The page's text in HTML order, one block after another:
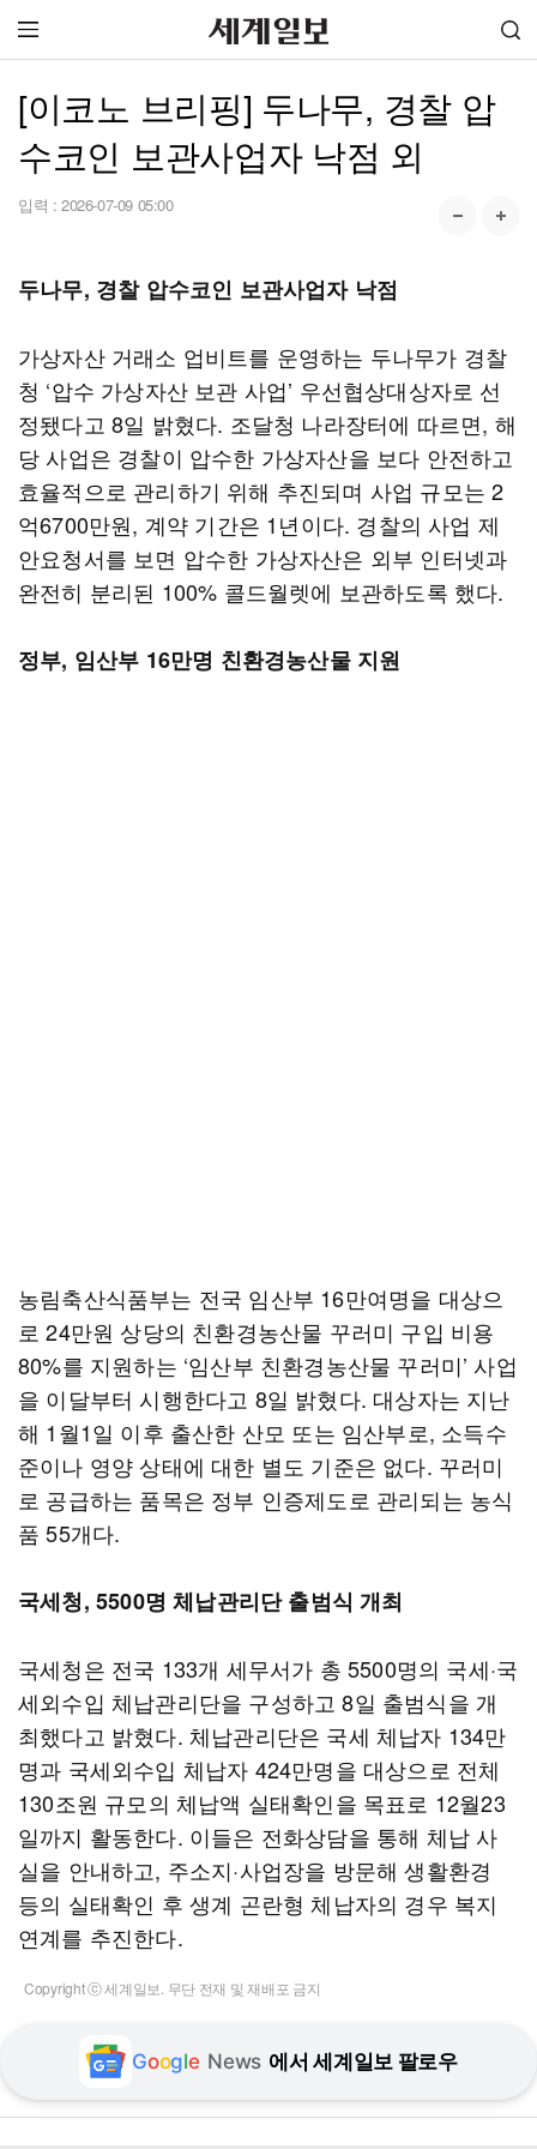
[이코노 브리핑] 두나무, 경찰 압
수코인 보관사업자 낙점 외
입력 : 2026-07-09 05:00
두나무, 경찰 압수코인 보관사업자 낙점
가상자산 거래소 업비트를 운영하는 두나무가 경찰
청 ‘압수 가상자산 보관 사업’ 우선협상대상자로 선
정됐다고 8일 밝혔다. 조달청 나라장터에 따르면, 해
당 사업은 경찰이 압수한 가상자산을 보다 안전하고
효율적으로 관리하기 위해 추진되며 사업 규모는 2
억6700만원, 계약 기간은 1년이다. 경찰의 사업 제
안요청서를 보면 압수한 가상자산은 외부 인터넷과
완전히 분리된 100% 콜드월렛에 보관하도록 했다.
정부, 임산부 16만명 친환경농산물 지원
농림축산식품부는 전국 임산부 16만여명을 대상으
로 24만원 상당의 친환경농산물 꾸러미 구입 비용
80%를 지원하는 ‘임산부 친환경농산물 꾸러미’ 사업
을 이달부터 시행한다고 8일 밝혔다. 대상자는 지난
해 1월1일 이후 출산한 산모 또는 임산부로, 소득수
준이나 영양 상태에 대한 별도 기준은 없다. 꾸러미
로 공급하는 품목은 정부 인증제도로 관리되는 농식
품 55개다.
국세청, 5500명 체납관리단 출범식 개최
국세청은 전국 133개 세무서가 총 5500명의 국세·국
세외수입 체납관리단을 구성하고 8일 출범식을 개
최했다고 밝혔다. 체납관리단은 국세 체납자 134만
명과 국세외수입 체납자 424만명을 대상으로 전체
130조원 규모의 체납액 실태확인을 목표로 12월23
일까지 활동한다. 이들은 전화상담을 통해 체납 사
실을 안내하고, 주소지·사업장을 방문해 생활환경
등의 실태확인 후 생계 곤란형 체납자의 경우 복지
연계를 추진한다.
Copyright ⓒ 세계일보. 무단 전재 및 재배포 금지
Google News 에서 세계일보 팔로우